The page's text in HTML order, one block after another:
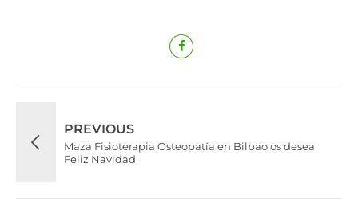
PREVIOUS
Maza Fisioterapia Osteopatía en Bilbao os desea
Feliz Navidad